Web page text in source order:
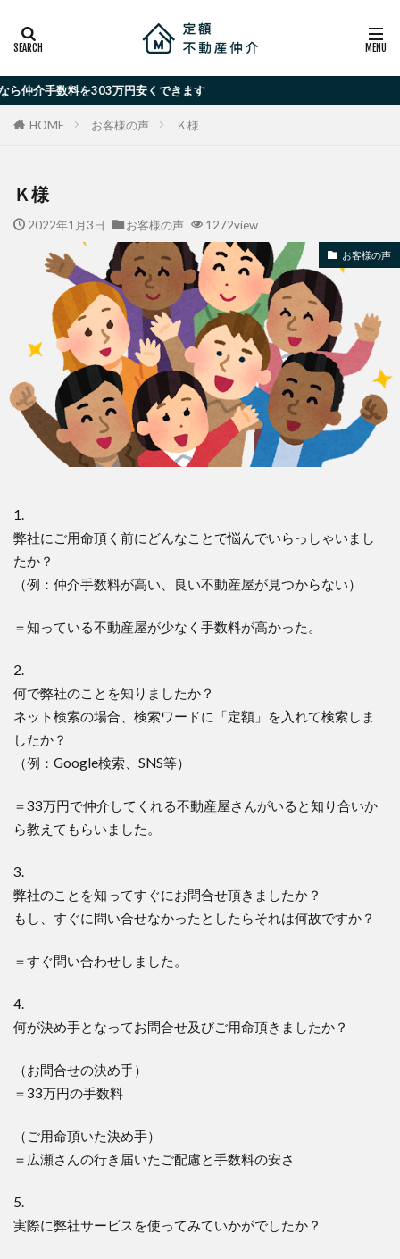
料を303万円安くできます
HOME お客様の声 Ｋ様
Ｋ様
2022年1月3日 お客様の声 1272view
お客様の声
1.
弊社にご用命頂く前にどんなことで悩んでいらっしゃいまし
たか？
（例：仲介手数料が高い、良い不動産屋が見つからない）
＝知っている不動産屋が少なく手数料が高かった。
2.
何で弊社のことを知りましたか？
ネット検索の場合、検索ワードに「定額」を入れて検索しま
したか？
（例：Google検索、SNS等）
＝33万円で仲介してくれる不動産屋さんがいると知り合いか
ら教えてもらいました。
3.
弊社のことを知ってすぐにお問合せ頂きましたか？
もし、すぐに問い合せなかったとしたらそれは何故ですか？
＝すぐ問い合わせしました。
4.
何が決め手となってお問合せ及びご用命頂きましたか？
（お問合せの決め手）
＝33万円の手数料
（ご用命頂いた決め手）
＝広瀬さんの行き届いたご配慮と手数料の安さ
5.
実際に弊社サービスを使ってみていかがでしたか？